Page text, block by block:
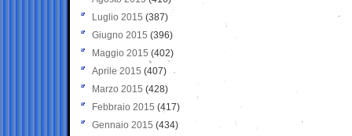
Luglio 2015 (387)
Giugno 2015 (396)
Maggio 2015 (402)
Aprile 2015 (407)
Marzo 2015 (428)
Febbraio 2015 (417)
Gennaio 2015 (434)